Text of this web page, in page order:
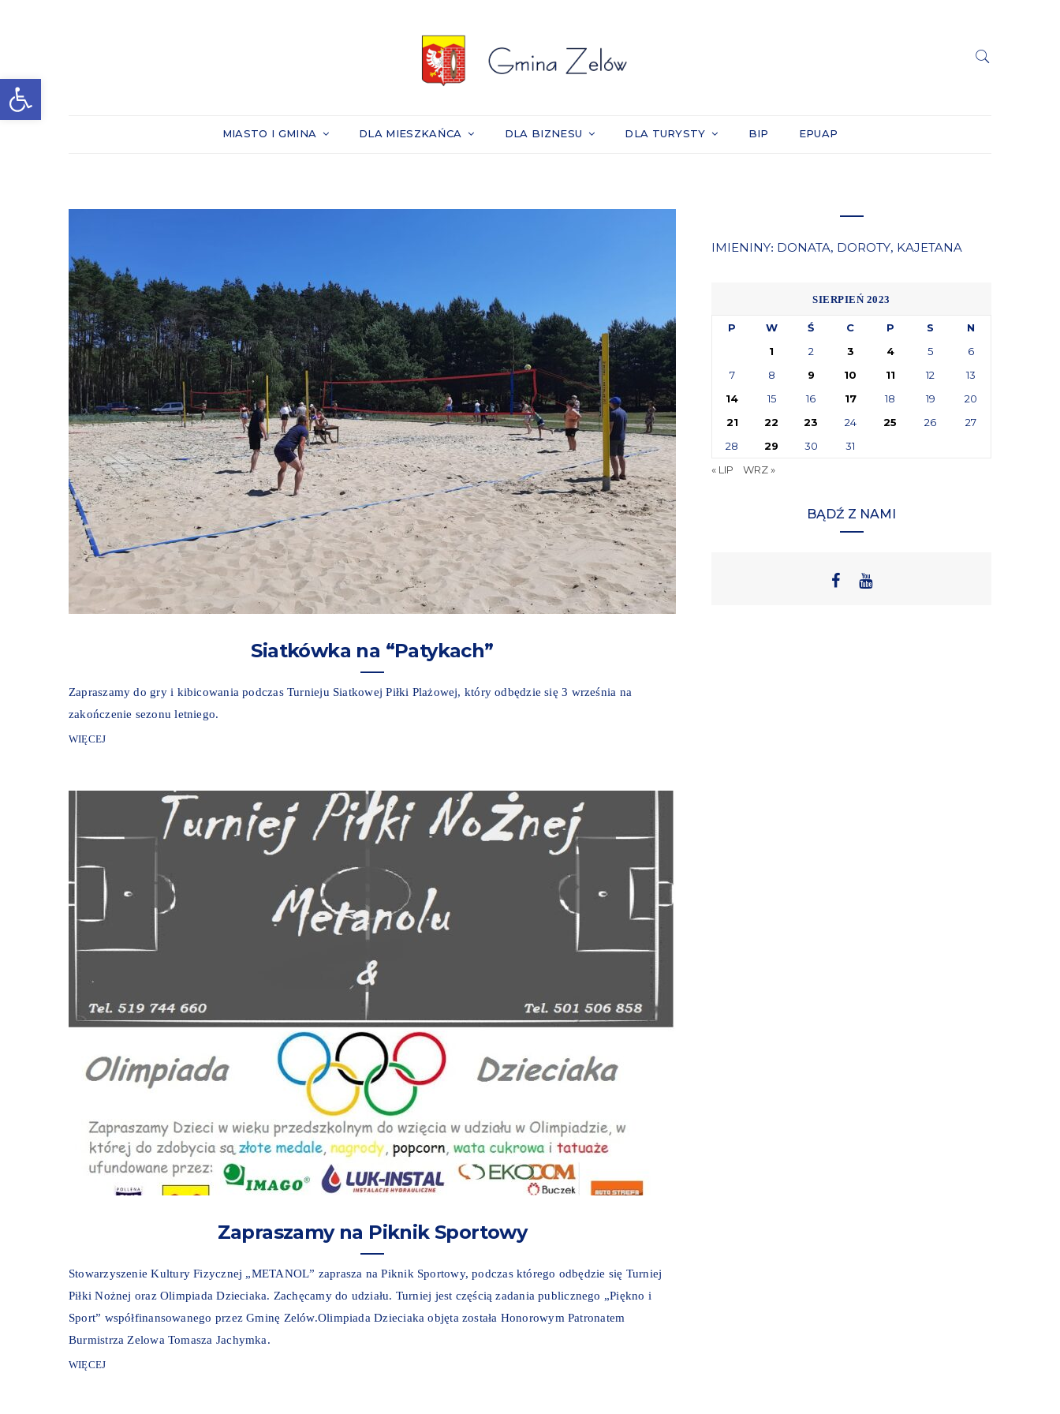
Otwórz pasek narzędzi
MIASTO I GMINA DLA MIESZKAŃCA DLA BIZNESU DLA TURYSTY BIP EPUAP
Siatkówka na “Patykach”
Zapraszamy do gry i kibicowania podczas Turnieju Siatkowej Piłki Plażowej, który odbędzie się 3 września na
zakończenie sezonu letniego.
WIĘCEJ
Zapraszamy na Piknik Sportowy
Stowarzyszenie Kultury Fizycznej „METANOL” zaprasza na Piknik Sportowy, podczas którego odbędzie się Turniej
Piłki Nożnej oraz Olimpiada Dzieciaka. Zachęcamy do udziału. Turniej jest częścią zadania publicznego „Piękno i
Sport” współfinansowanego przez Gminę Zelów.Olimpiada Dzieciaka objęta została Honorowym Patronatem
Burmistrza Zelowa Tomasza Jachymka.
WIĘCEJ
IMIENINY: DONATA, DOROTY, KAJETANA
SIERPIEŃ 2023
P W Ś C P S
N
1
2 3 4 5
6
7
8 9 10 11 12
13
14
15 16 17 18 19
20
21
22 23 24 25 26
27
28
29 30
31
« LIP
WRZ »
BĄDŹ Z NAMI